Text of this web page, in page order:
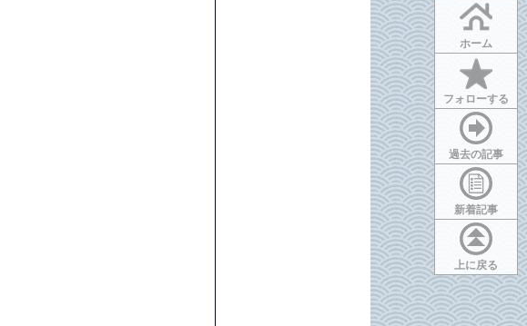
ホーム
フォローする
過去の記事
新着記事
上に戻る